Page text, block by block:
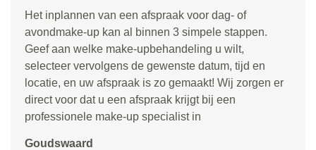
Het inplannen van een afspraak voor dag- of
avondmake-up kan al binnen 3 simpele stappen.
Geef aan welke make-upbehandeling u wilt,
selecteer vervolgens de gewenste datum, tijd en
locatie, en uw afspraak is zo gemaakt! Wij zorgen er
direct voor dat u een afspraak krijgt bij een
professionele make-up specialist in
Goudswaard